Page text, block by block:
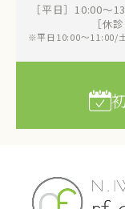
［平日］10:00～
［休
※平日10:00～11:00/